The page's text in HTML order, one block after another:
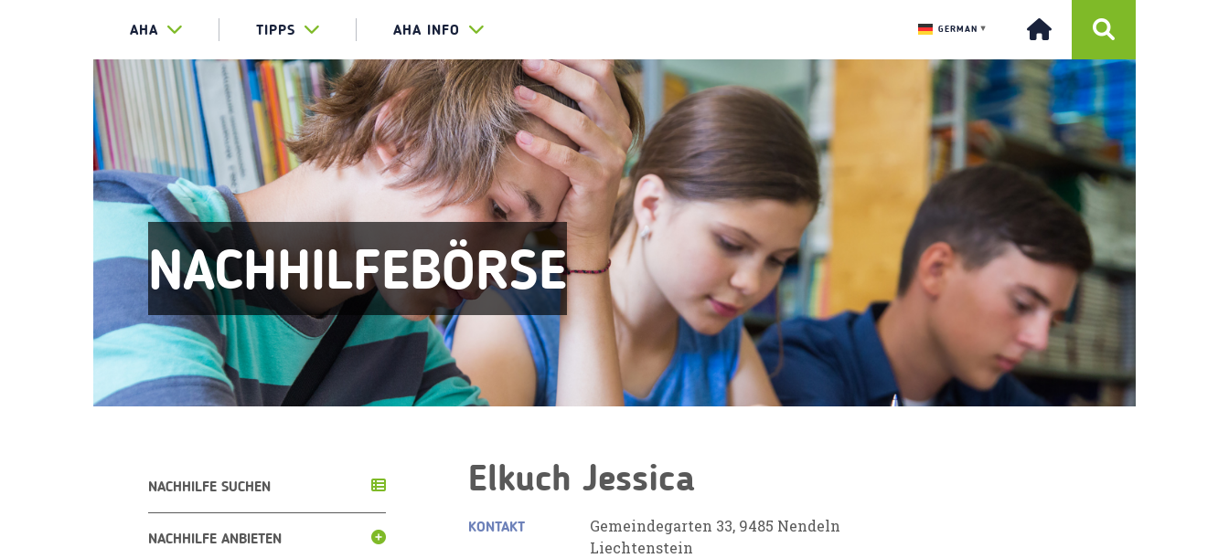
AHA TIPPS AHA INFO GERMAN ▼
NACHHILFEBÖRSE
NACHHILFE SUCHEN
NACHHILFE ANBIETEN
Elkuch Jessica
KONTAKT
Gemeindegarten 33, 9485 Nendeln
Liechtenstein